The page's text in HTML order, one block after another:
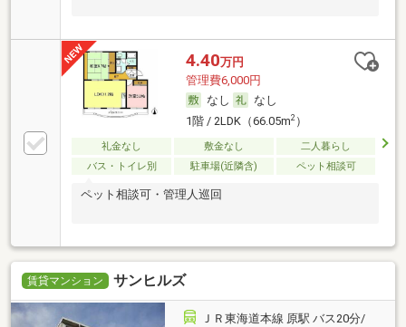
4.40万円
管理費6,000円
なし
なし
1階 / 2LDK（66.05m2）
礼金なし 敷金なし
二人暮らし
バス・トイレ別
駐車場(近隣含) ペット相談可
ペット相談可・管理人巡回
賃貸マンション サンヒルズ
ＪＲ東海道本線 原駅 バス20分/